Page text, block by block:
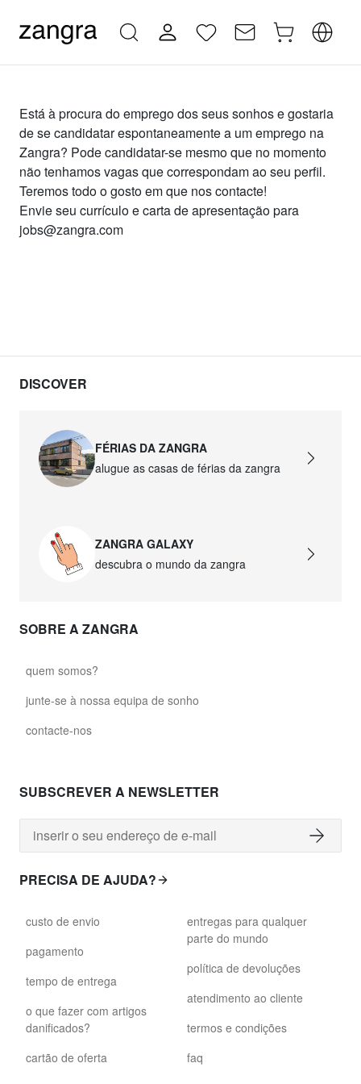
Está à procura do emprego dos seus sonhos e gostaria
de se candidatar espontaneamente a um emprego na
Zangra? Pode candidatar-se mesmo que no momento
não tenhamos vagas que correspondam ao seu perfil.
Teremos todo o gosto em que nos contacte!
Envie seu currículo e carta de apresentação para
jobs@zangra.com
DISCOVER
FÉRIAS DA ZANGRA
alugue as casas de férias da zangra
ZANGRA GALAXY
descubra o mundo da zangra
SOBRE A ZANGRA
quem somos?
junte-se à nossa equipa de sonho
contacte-nos
SUBSCREVER A NEWSLETTER
PRECISA DE AJUDA?
custo de envio
pagamento
tempo de entrega
o que fazer com artigos
danificados?
cartão de oferta
entregas para qualquer
parte do mundo
política de devoluções
atendimento ao cliente
termos e condições
faq